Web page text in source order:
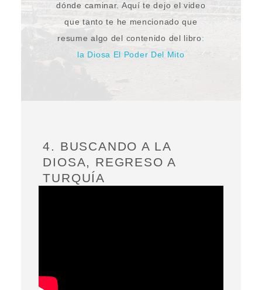
dónde caminar. Aquí te dejo el video
que tanto te he mencionado que
resume algo del contenido del libro:
la Diosa El Poder Del Mito
4. BUSCANDO A LA
DIOSA, REGRESO A
TURQUÍA